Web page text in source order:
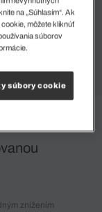
znížením
na „Súhlasím“. Ak
môžete kliknúť
súborov
súbory cookie